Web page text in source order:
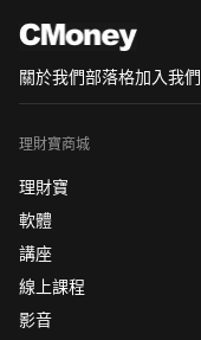
關於我們部落格加入我們
理財寶商城
理財寶
軟體
講座
線上課程
影音